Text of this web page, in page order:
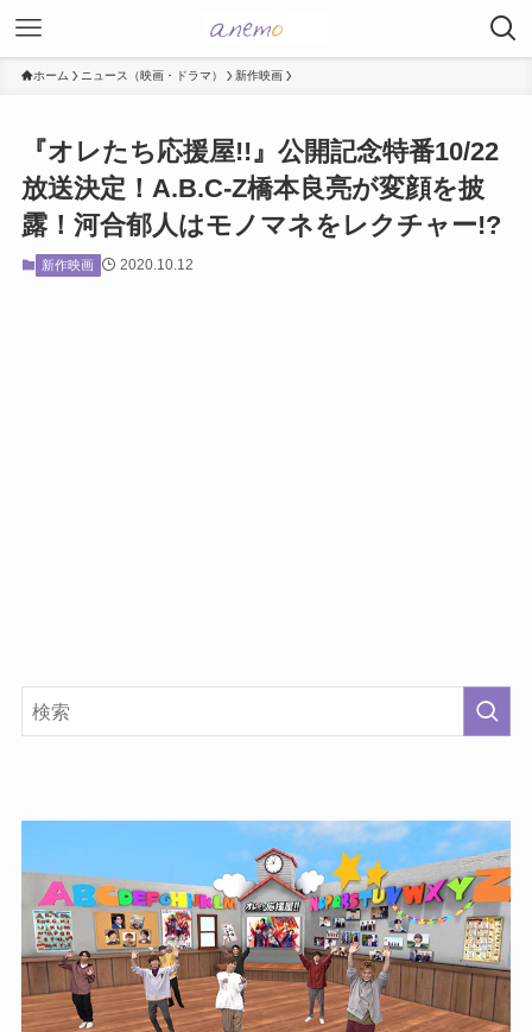
ホーム ニュース（映画・ドラマ） 新作映画
『オレたち応援屋!!』公開記念特番10/22
放送決定！A.B.C-Z橋本良亮が変顔を披
露！河合郁人はモノマネをレクチャー!?
新作映画 2020.10.12